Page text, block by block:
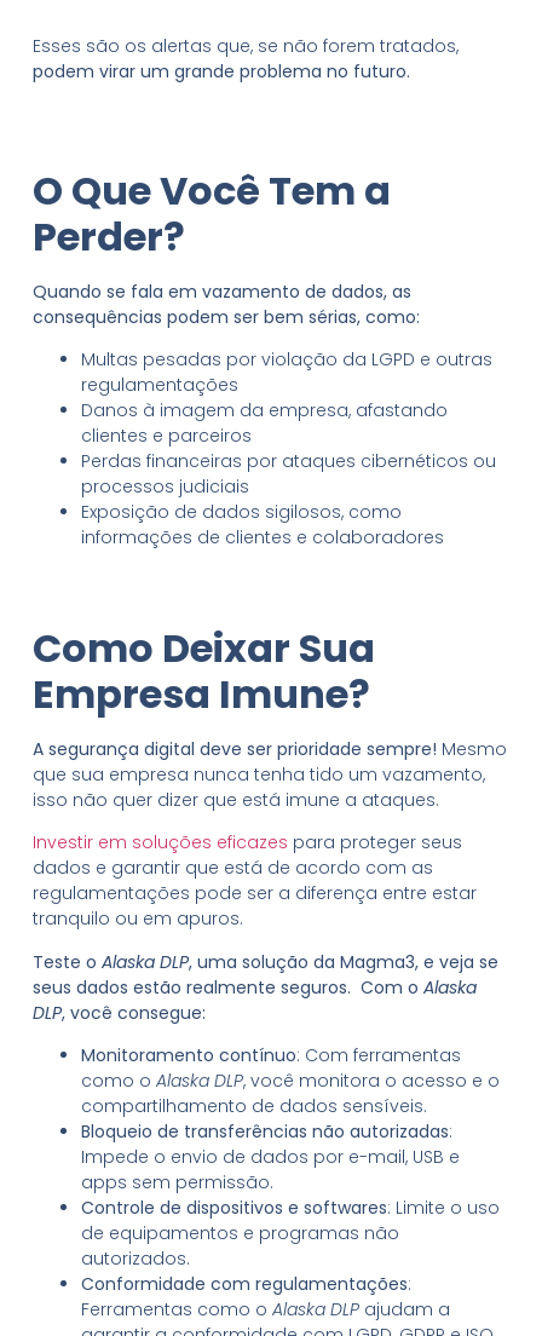
Esses são os alertas que, se não forem tratados,
podem virar um grande problema no futuro.
O Que Você Tem a
Perder?
Quando se fala em vazamento de dados, as
consequências podem ser bem sérias, como:
Multas pesadas por violação da LGPD e outras
regulamentações
Danos à imagem da empresa, afastando
clientes e parceiros
Perdas financeiras por ataques cibernéticos ou
processos judiciais
Exposição de dados sigilosos, como
informações de clientes e colaboradores
Como Deixar Sua
Empresa Imune?
A segurança digital deve ser prioridade sempre! Mesmo
que sua empresa nunca tenha tido um vazamento,
isso não quer dizer que está imune a ataques.
Investir em soluções eficazes para proteger seus
dados e garantir que está de acordo com as
regulamentações pode ser a diferença entre estar
tranquilo ou em apuros.
Teste o Alaska DLP, uma solução da Magma3, e veja se
seus dados estão realmente seguros. Com o Alaska
DLP, você consegue:
Monitoramento contínuo: Com ferramentas
como o Alaska DLP, você monitora o acesso e o
compartilhamento de dados sensíveis.
Bloqueio de transferências não autorizadas:
Impede o envio de dados por e-mail, USB e
apps sem permissão.
Controle de dispositivos e softwares: Limite o uso
de equipamentos e programas não
autorizados.
Conformidade com regulamentações:
Ferramentas como o Alaska DLPajudam a